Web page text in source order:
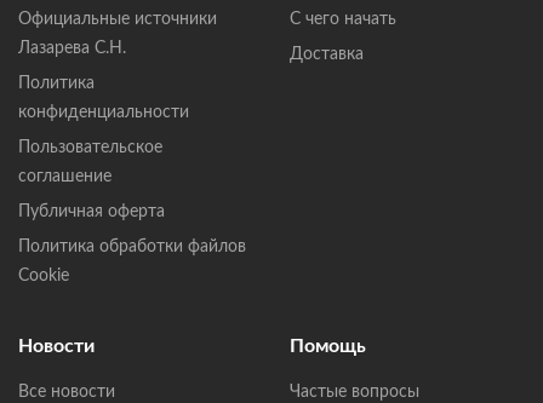
Официальные источники
Лазарева С.Н.
Политика
конфиденциальности
Пользовательское
соглашение
Публичная оферта
Политика обработки файлов
Cookie
С чего начать
Доставка
Новости
Все новости
Помощь
Частые вопросы